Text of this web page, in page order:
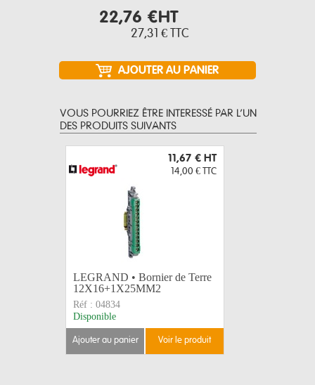
22,76 €HT
27,31 € TTC
VOUS POURRIEZ ÊTRE INTERESSÉ PAR L’UN
DES PRODUITS SUIVANTS
11,67 € HT
14,00 € TTC
LEGRAND • Bornier de Terre
12X16+1X25MM2
Réf : 04834
Disponible
ajouter au panier voir le produit